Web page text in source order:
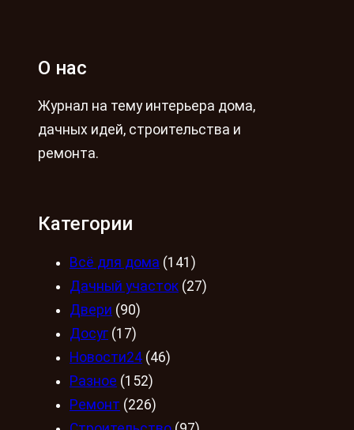
О нас
Журнал на тему интерьера дома,
дачных идей, строительства и
ремонта.
Категории
Всё для дома (141)
Дачный участок (27)
Двери (90)
Досуг (17)
Новости24 (46)
Разное (152)
Ремонт (226)